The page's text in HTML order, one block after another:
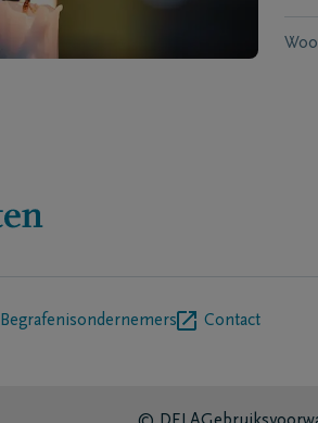
Begrafenisondernemers Contact